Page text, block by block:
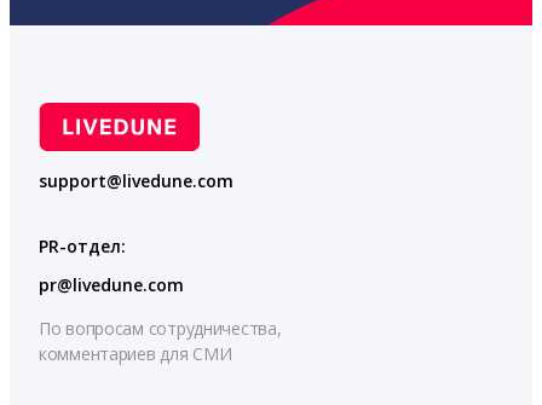
support@livedune.com
PR-отдел:
pr@livedune.com
По вопросам сотрудничества,
комментариев для СМИ